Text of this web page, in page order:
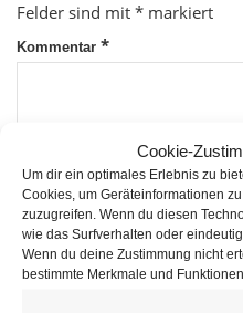
Cookie-
Um dir ein optimales Erlebnis zu
Cookies, um Geräteinformationen
zuzugreifen. Wenn du diesen
wie das Surfverhalten oder
Wenn du deine Zustimmung nicht
bestimmte Merkmale und
Felder sind mit * markiert
Kommentar *
Name *